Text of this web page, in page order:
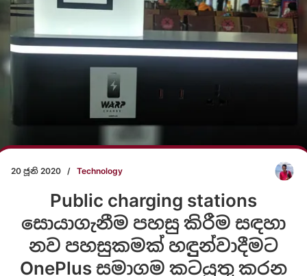
20 ජූනි 2020 / Technology
Public charging stations
සොයාගැනීම පහසු කිරීම සඳහා
නව පහසුකමක් හඳුුන්වාදීමට
OnePlus සමාගම කටයුතු කරන